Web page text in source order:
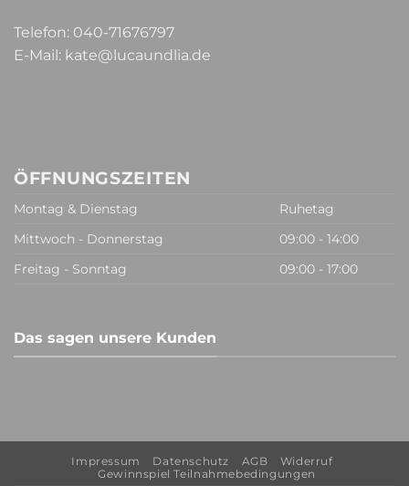
Telefon: 040-71676797
E-Mail: kate@lucaundlia.de
ÖFFNUNGSZEITEN
Montag & Dienstag
Ruhetag
Mittwoch - Donnerstag
09:00 - 14:00
Freitag - Sonntag
09:00 - 17:00
Das sagen unsere Kunden
Impressum Datenschutz AGB
Widerruf
Gewinnspiel Teilnahmebedingungen